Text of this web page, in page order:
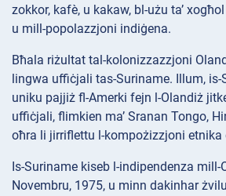
zokkor, kafè, u kakaw, bl-użu ta’
u mill-popolazzjoni indiġena.
Bħala riżultat tal-kolonizzazzjoni
lingwa uffiċjali tas-Suriname. Illum, is-
uniku pajjiż fl-Amerki fejn l-Olandiż
uffiċjali, flimkien ma’ Sranan Tongo,
oħra li jirriflettu l-kompożizzjoni etnika
Is-Suriname kiseb l-indipendenza mill-
Novembru, 1975, u minn dakinhar